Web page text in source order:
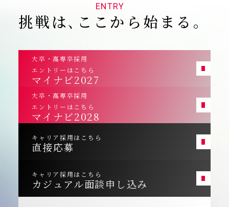
ENTRY
挑戦は､ここから始まる｡
大卒・高専卒採用
エントリーはこちら
マイナビ2027
大卒・高専卒採用
エントリーはこちら
マイナビ2028
キャリア採用はこちら
直接応募
キャリア採用はこちら
カジュアル面談申し込み